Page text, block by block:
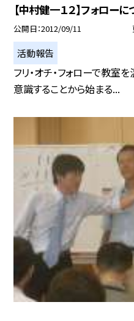
【中村健一１２】フォローに
公開日 2012/09/11
活動報告
フリ・オチ・フォローで教室
意識することから始まる...